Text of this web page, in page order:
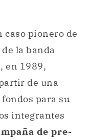
caso pionero de
la banda
en 1989,
de una
para su
integrantes
de pre-